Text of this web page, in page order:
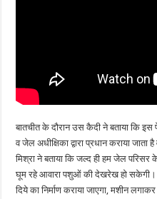
बातचीत के दौरान उस कैदी ने बताया कि
व जेल अधीक्षिका द्वारा प्रधान कराया जाता
मिश्रा ने बताया कि जल्द ही हम जेल परिसर
घूम रहे आवारा पशुओं की देखरेख हो सकेगी।
दिये का निर्माण कराया जाएगा, मशीन